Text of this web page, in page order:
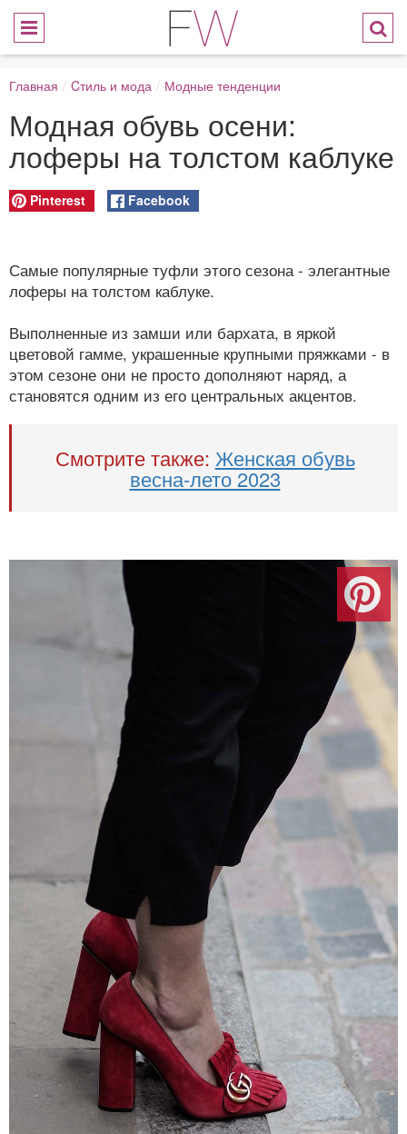
Главная / Cтиль и мода / Модные тенденции
Модная обувь осени:
лоферы на толстом каблуке
Pinterest Facebook
Самые популярные туфли этого сезона - элегантные
лоферы на толстом каблуке.
Выполненные из замши или бархата, в яркой
цветовой гамме, украшенные крупными пряжками - в
этом сезоне они не просто дополняют наряд, а
становятся одним из его центральных акцентов.
Смотрите также: Женская обувь
весна-лето 2023